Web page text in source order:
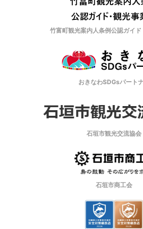
竹富町観光案内人条例公認ガイ
おきなわSDGsパート
石垣市観光交流協会
石垣市商工会